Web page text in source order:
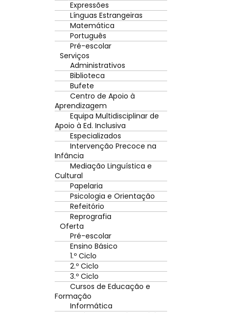
Expressões
Línguas Estrangeiras
Matemática
Português
Pré-escolar
Serviços
Administrativos
Biblioteca
Bufete
Centro de Apoio à
Aprendizagem
Equipa Multidisciplinar de
Apoio à Ed. Inclusiva
Especializados
Intervenção Precoce na
Infância
Mediação Linguística e
Cultural
Papelaria
Psicologia e Orientação
Refeitório
Reprografia
Oferta
Pré-escolar
Ensino Básico
1.º Ciclo
2.º Ciclo
3.º Ciclo
Cursos de Educação e
Formação
Informática